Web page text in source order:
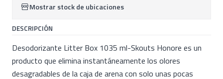
Mostrar stock de ubicaciones
DESCRIPCIÓN
Desodorizante Litter Box 1035 ml-Skouts Honore es un
producto que elimina instantáneamente los olores
desagradables de la caja de arena con solo unas pocas